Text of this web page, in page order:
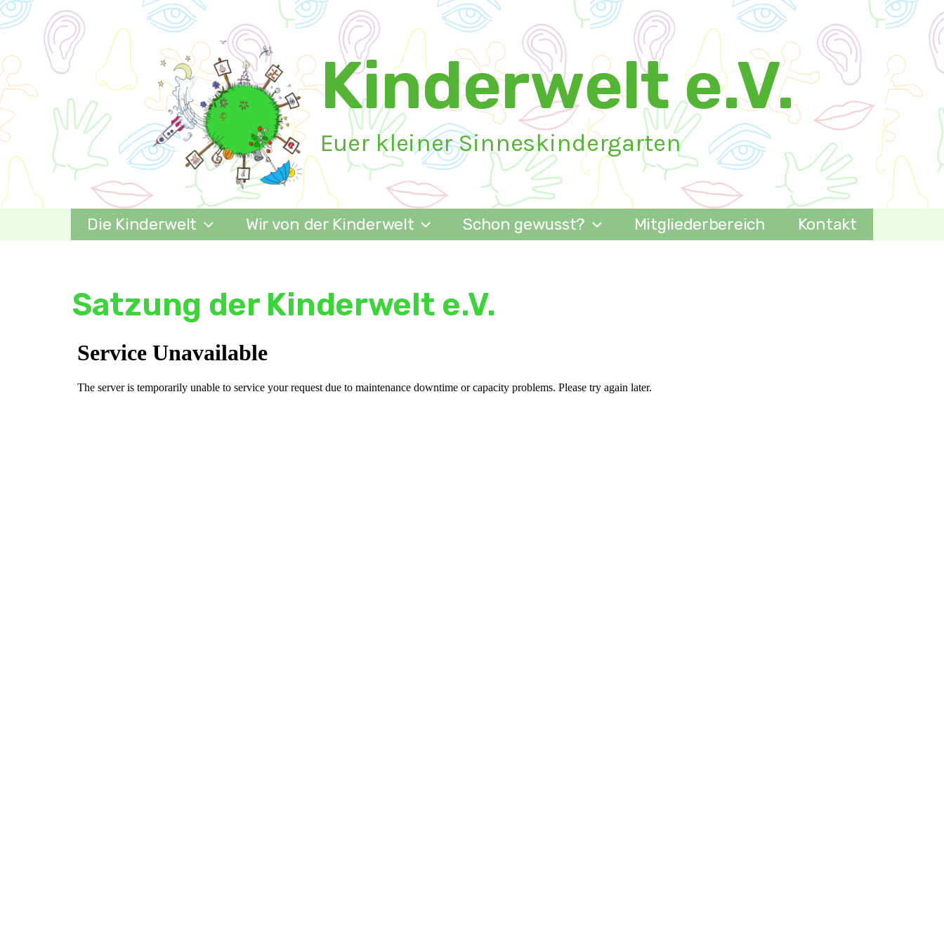
Zum
springen
Kinderwelt e.V.
Euer kleiner Sinneskindergarten
Die Kinderwelt Wir von der Kinderwelt Schon gewusst? Mitgliederbereich Kontakt
Satzung der Kinderwelt e.V.